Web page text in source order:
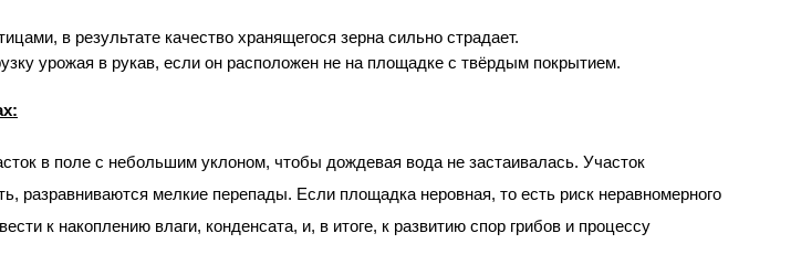
в результате качество хранящегося зерна сильно страдает.
урожая в рукав, если он расположен не на площадке с твёрдым покрытием.
в поле с небольшим уклоном, чтобы дождевая вода не застаивалась. Участок
разравниваются мелкие перепады. Если площадка неровная, то есть риск неравномерного
к накоплению влаги, конденсата, и, в итоге, к развитию спор грибов и процессу